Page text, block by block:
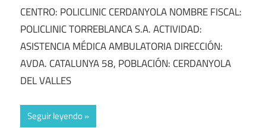
CENTRO: POLICLINIC CERDANYOLA NOMBRE FISCAL:
POLICLINIC TORREBLANCA S.A. ACTIVIDAD:
ASISTENCIA MÉDICA AMBULATORIA DIRECCIÓN:
AVDA. CATALUNYA 58, POBLACIÓN: CERDANYOLA
DEL VALLES
Seguir leyendo